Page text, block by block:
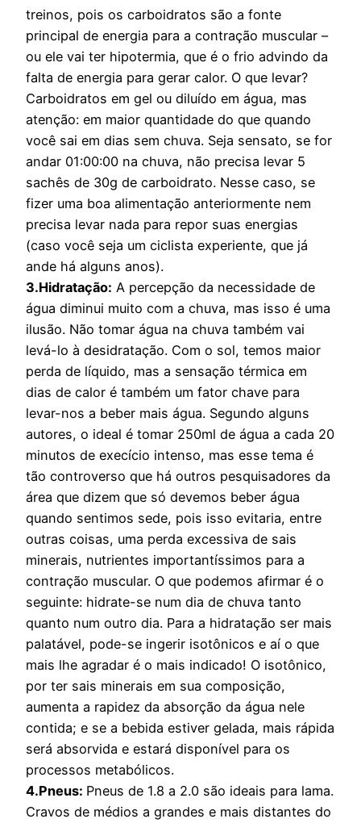
treinos, pois os carboidratos são a fonte
principal de energia para a contração muscular –
ou ele vai ter hipotermia, que é o frio advindo da
falta de energia para gerar calor. O que levar?
Carboidratos em gel ou diluído em água, mas
atenção: em maior quantidade do que quando
você sai em dias sem chuva. Seja sensato, se for
andar 01:00:00 na chuva, não precisa levar 5
sachês de 30g de carboidrato. Nesse caso, se
fizer uma boa alimentação anteriormente nem
precisa levar nada para repor suas energias
(caso você seja um ciclista experiente, que já
ande há alguns anos).
3.Hidratação: A percepção da necessidade de
água diminui muito com a chuva, mas isso é uma
ilusão. Não tomar água na chuva também vai
levá-lo à desidratação. Com o sol, temos maior
perda de líquido, mas a sensação térmica em
dias de calor é também um fator chave para
levar-nos a beber mais água. Segundo alguns
autores, o ideal é tomar 250ml de água a cada 20
minutos de execício intenso, mas esse tema é
tão controverso que há outros pesquisadores da
área que dizem que só devemos beber água
quando sentimos sede, pois isso evitaria, entre
outras coisas, uma perda excessiva de sais
minerais, nutrientes importantíssimos para a
contração muscular. O que podemos afirmar é o
seguinte: hidrate-se num dia de chuva tanto
quanto num outro dia. Para a hidratação ser mais
palatável, pode-se ingerir isotônicos e aí o que
mais lhe agradar é o mais indicado! O isotônico,
por ter sais minerais em sua composição,
aumenta a rapidez da absorção da água nele
contida; e se a bebida estiver gelada, mais rápida
será absorvida e estará disponível para os
processos metabólicos.
4.Pneus: Pneus de 1.8 a 2.0 são ideais para lama.
Cravos de médios a grandes e mais distantes do